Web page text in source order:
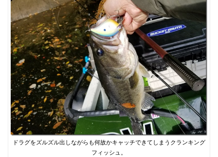
ドラグをズルズル出しながらも何故かキャッチできてしまうクランキング
フィッシュ。